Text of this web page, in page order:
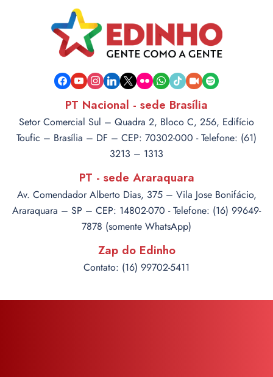
facebook
youtubeinstagram
linkedin
x flickrwhatsapp
tiktokvideo-spotify
PT Nacional - sede Brasília
Setor Comercial Sul – Quadra 2, Bloco C, 256, Edifício
Toufic – Brasília – DF – CEP: 70302-000 - Telefone: (61)
3213 – 1313
PT - sede Araraquara
Av. Comendador Alberto Dias, 375 – Vila Jose Bonifácio,
Araraquara – SP – CEP: 14802-070 - Telefone: (16) 99649-
7878 (somente WhatsApp)
Zap do Edinho
Contato: (16) 99702-5411